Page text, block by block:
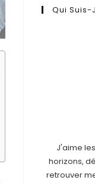
Qui Suis-
J'aime
horizons,
retrouver